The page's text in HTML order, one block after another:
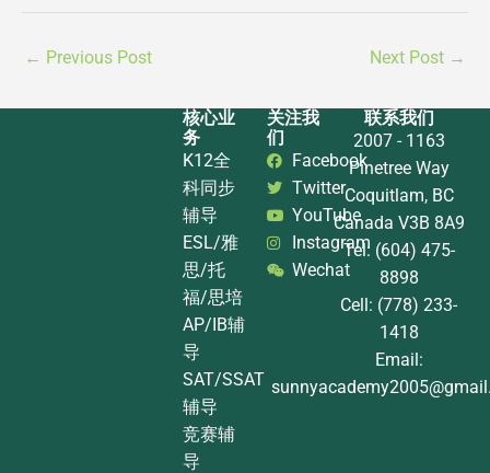
← Previous Post Next Post →
核心业
务
K12全
科同步
辅导
ESL/雅
思/托
福/思培
AP/IB辅
导
SAT/SSAT
辅导
竞赛辅
导
关注我
们
Facebook
Twitter
YouTube
Instagram
Wechat
联系我们
2007 - 1163
Pinetree Way
Coquitlam, BC
Canada V3B 8A9
Tel: (604) 475-
8898
Cell: (778) 233-
1418
Email: